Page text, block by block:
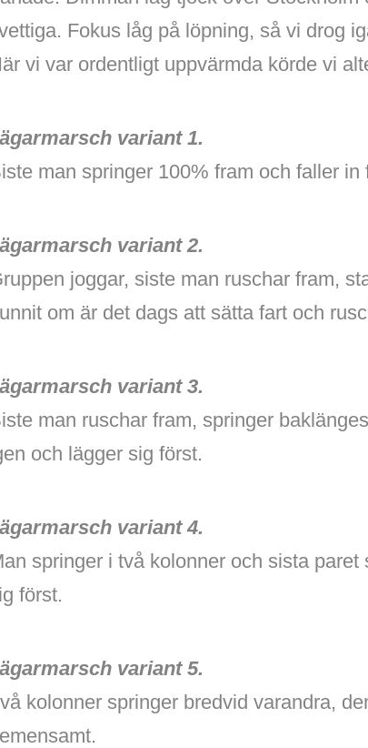
Fokus låg på löpning, så vi drog
vi var ordentligt uppvärmda körde vi
variant 1.
man springer 100% fram och faller
variant 2.
joggar, siste man ruschar fram,
om är det dags att sätta fart och
variant 3.
man ruschar fram, springer
och lägger sig först.
variant 4.
springer i två kolonner och sista
först.
variant 5.
kolonner springer bredvid varandra,